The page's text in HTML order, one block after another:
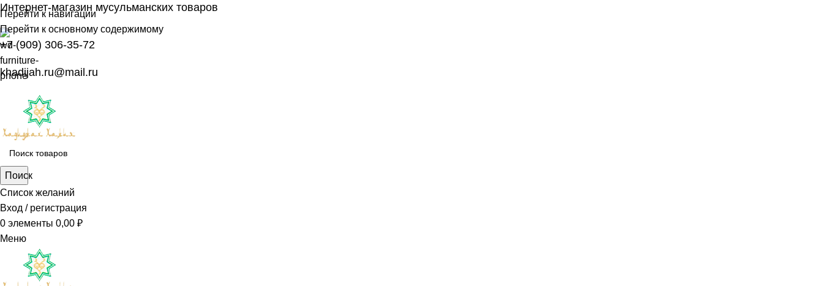
Перейти к навигации
Перейти к основному содержимому
Интернет-магазин мусульманских товаров
+7 (909) 306-35-72
khadijah.ru@mail.ru
Поиск
Список желаний
Вход / регистрация
0 элементы 0,00 ₽
Меню